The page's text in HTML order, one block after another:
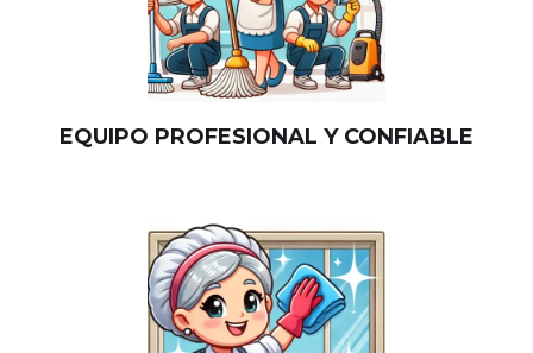
EQUIPO PROFESIONAL Y CONFIABLE